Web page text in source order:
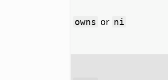
owns or ni